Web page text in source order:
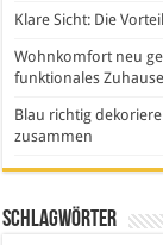
Klare Sicht: Die
Wohnkomfort neu
funktionales Zuhause
Blau richtig
zusammen
Schlagwörter